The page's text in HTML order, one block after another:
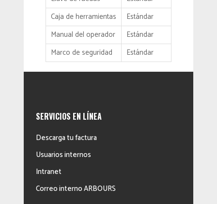
Caja de herramientas
Estándar
Manual del operador
Estándar
Marco de seguridad
Estándar
SERVICIOS EN LÍNEA
Descarga tu factura
Usuarios internos
Intranet
Correo interno ARBOURS